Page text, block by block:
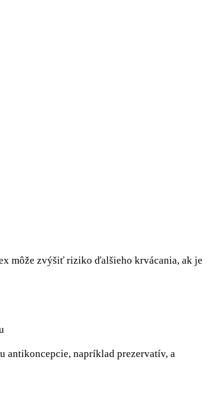
môže zvýšiť riziko ďalšieho krvácania, ak je
antikoncepcie, napríklad prezervatív, a